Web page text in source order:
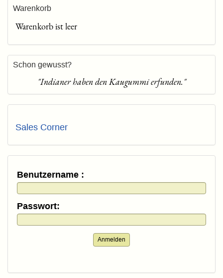
Warenkorb
Warenkorb ist leer
Schon gewusst?
"Indianer haben den Kaugummi erfunden."
Sales Corner
Benutzername :
Passwort:
Anmelden